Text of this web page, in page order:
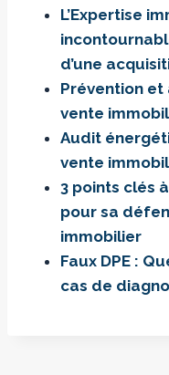
L’Expertise
d’une
Prévention et
vente
Audit
vente
3 points clés
pour sa
immobilier
Faux DPE :
cas de